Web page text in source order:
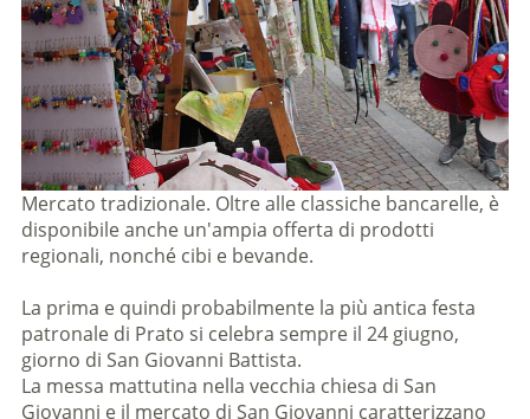
Mercato tradizionale. Oltre alle classiche bancarelle, è
disponibile anche un'ampia offerta di prodotti
regionali, nonché cibi e bevande.
La prima e quindi probabilmente la più antica festa
patronale di Prato si celebra sempre il 24 giugno,
giorno di San Giovanni Battista.
La messa mattutina nella vecchia chiesa di San
Giovanni e il mercato di San Giovanni caratterizzano